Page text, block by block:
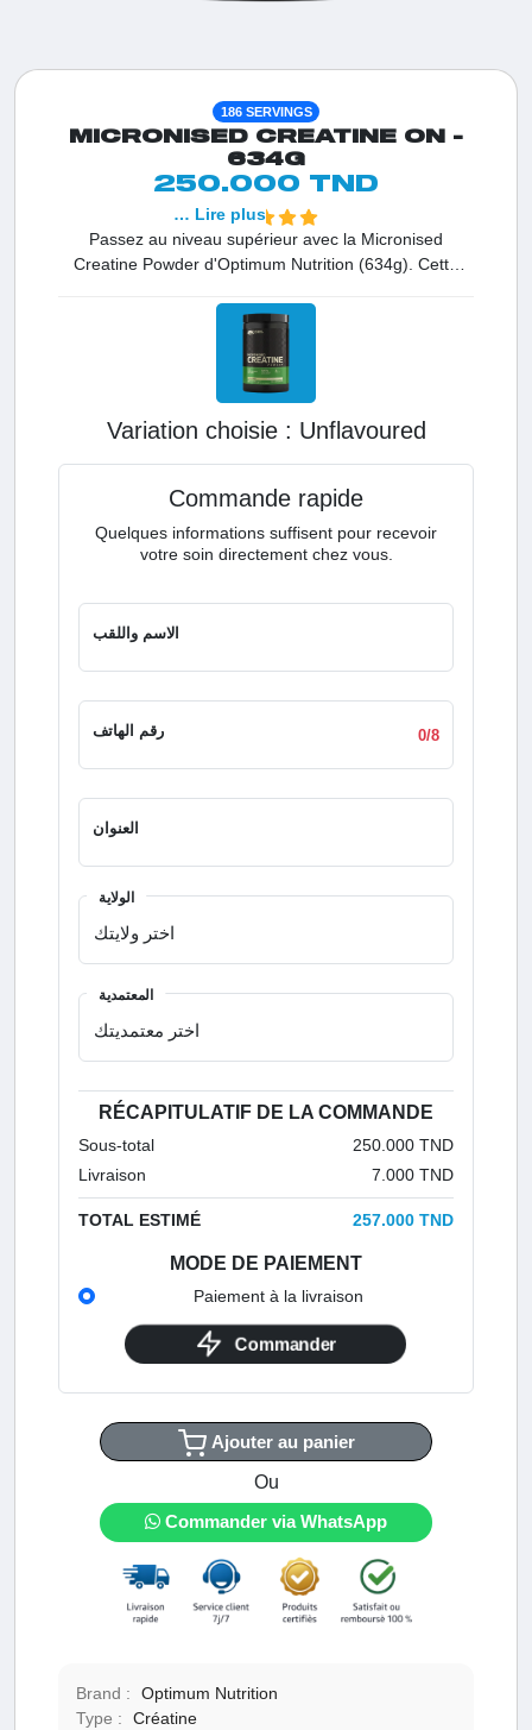
186 SERVINGS
MICRONISED CREATINE ON -
634G
250.000 TND
Passez au niveau supérieur avec la Micronised
Creatine Powder d'Optimum Nutrition (634g). Cette
mondiale utilise un procédé de micronisation unique
pour offrir une poudre ultra-fine, une solubilité parfaite
et une absorption musculaire maximale. C'est le choix
incontournable pour les athlètes en Tunisie qui exigent
puissance explosive et accélérer la prise de masse.
… Lire plus
Variation choisie : unflavoured
Commande rapide
Quelques informations suffisent pour recevoir
votre soin directement chez vous.
الاسم واللقب
رقم الهاتف 0/8
العنوان
الولاية
المعتمدية
RÉCAPITULATIF DE LA COMMANDE
Sous-total
250.000 TND
Livraison
7.000 TND
TOTAL ESTIMÉ 257.000 TND
MODE DE PAIEMENT
Paiement à la livraison
Commander
Ajouter au panier
Ou
Commander via WhatsApp
Brand :
Optimum Nutrition
Type :
Créatine